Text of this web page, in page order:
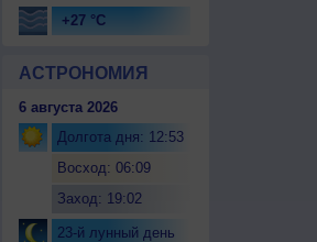
+27 °C
АСТРОНОМИЯ
6 августа 2026
Долгота дня: 12:53
Восход: 06:09
Заход: 19:02
23-й лунный день